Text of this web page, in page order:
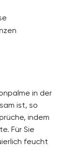
in der
ist, so
indem
Für Sie
feucht